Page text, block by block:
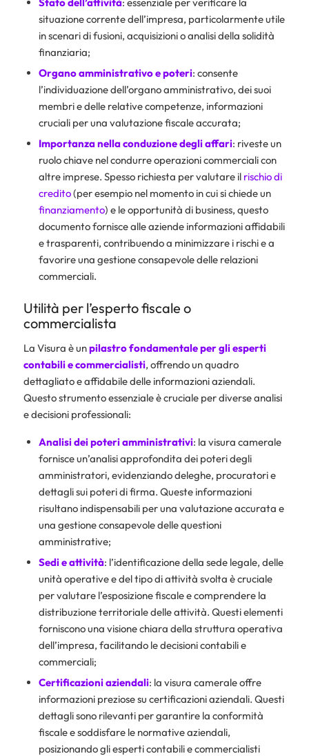
situazione corrente dell’impresa, particolarmente utile
in scenari di fusioni, acquisizioni o analisi della solidità
finanziaria;
Organo amministrativo e poteri: consente
l’individuazione dell’organo amministrativo, dei suoi
membri e delle relative competenze, informazioni
cruciali per una valutazione fiscale accurata;
Importanza nella conduzione degli affari: riveste un
ruolo chiave nel condurre operazioni commerciali con
altre imprese. Spesso richiesta per valutare il rischio di
credito(per esempio nel momento in cui si chiede un
finanziamento) e le opportunità di business, questo
documento fornisce alle aziende informazioni affidabili
e trasparenti, contribuendo a minimizzare i rischi e a
favorire una gestione consapevole delle relazioni
commerciali.
Utilità per l’esperto fiscale o
commercialista
La Visura è unpilastro fondamentale per gli esperti
contabili e commercialisti, offrendo un quadro
dettagliato e affidabile delle informazioni aziendali.
Questo strumento essenziale è cruciale per diverse analisi
e decisioni professionali:
Analisi dei poteri amministrativi: la visura camerale
fornisce un’analisi approfondita dei poteri degli
amministratori, evidenziando deleghe, procuratori e
dettagli sui poteri di firma. Queste informazioni
risultano indispensabili per una valutazione accurata e
una gestione consapevole delle questioni
amministrative;
Sedi e attività: l’identificazione della sede legale, delle
unità operative e del tipo di attività svolta è cruciale
per valutare l’esposizione fiscale e comprendere la
distribuzione territoriale delle attività. Questi elementi
forniscono una visione chiara della struttura operativa
dell’impresa, facilitando le decisioni contabili e
commerciali;
Certificazioni aziendali: la visura camerale offre
informazioni preziose su certificazioni aziendali. Questi
dettagli sono rilevanti per garantire la conformità
fiscale e soddisfare le normative aziendali,
posizionando gli esperti contabili e commercialisti